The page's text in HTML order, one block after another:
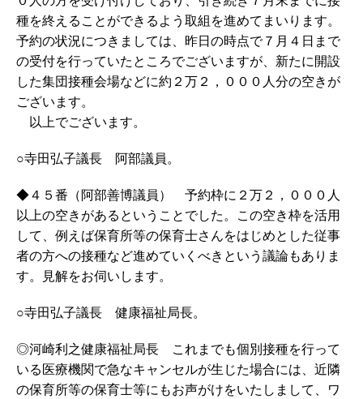
種を終えることができるよう取組を進めてまいります。
予約の状況につきましては、昨日の時点で７月４日まで
の受付を行っていたところでございますが、新たに開設
した集団接種会場などに約２万２，０００人分の空きが
ございます。
以上でございます。
○寺田弘子議長 阿部議員。
◆４５番（阿部善博議員） 予約枠に２万２，０００人
以上の空きがあるということでした。この空き枠を活用
して、例えば保育所等の保育士さんをはじめとした従事
者の方への接種など進めていくべきという議論もありま
す。見解をお伺いします。
○寺田弘子議長 健康福祉局長。
◎河崎利之健康福祉局長 これまでも個別接種を行って
いる医療機関で急なキャンセルが生じた場合には、近隣
の保育所等の保育士等にもお声がけをいたしまして、ワ